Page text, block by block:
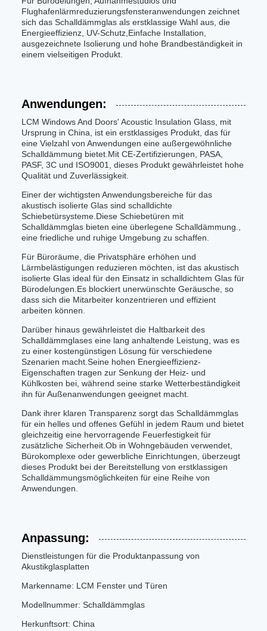
Flughafenlärmreduzierungsfensteranwendungen zeichnet
sich das Schalldämmglas als erstklassige Wahl aus, die
Energieeffizienz, UV-Schutz,Einfache Installation,
ausgezeichnete Isolierung und hohe Brandbeständigkeit in
einem vielseitigen Produkt.
Anwendungen:
LCM Windows And Doors' Acoustic Insulation Glass, mit
Ursprung in China, ist ein erstklassiges Produkt, das für
eine Vielzahl von Anwendungen eine außergewöhnliche
Schalldämmung bietet.Mit CE-Zertifizierungen, PASA,
PASF, 3C und ISO9001, dieses Produkt gewährleistet hohe
Qualität und Zuverlässigkeit.
Einer der wichtigsten Anwendungsbereiche für das
akustisch isolierte Glas sind schalldichte
Schiebetürsysteme.Diese Schiebetüren mit
Schalldämmglas bieten eine überlegene Schalldämmung.,
eine friedliche und ruhige Umgebung zu schaffen.
Für Büroräume, die Privatsphäre erhöhen und
Lärmbelästigungen reduzieren möchten, ist das akustisch
isolierte Glas ideal für den Einsatz in schalldichtem Glas für
Bürodelungen.Es blockiert unerwünschte Geräusche, so
dass sich die Mitarbeiter konzentrieren und effizient
arbeiten können.
Darüber hinaus gewährleistet die Haltbarkeit des
Schalldämmglases eine lang anhaltende Leistung, was es
zu einer kostengünstigen Lösung für verschiedene
Szenarien macht.Seine hohen Energieeffizienz-
Eigenschaften tragen zur Senkung der Heiz- und
Kühlkosten bei, während seine starke Wetterbeständigkeit
ihn für Außenanwendungen geeignet macht.
Dank ihrer klaren Transparenz sorgt das Schalldämmglas
für ein helles und offenes Gefühl in jedem Raum und bietet
gleichzeitig eine hervorragende Feuerfestigkeit für
zusätzliche Sicherheit.Ob in Wohngebäuden verwendet,
Bürokomplexe oder gewerbliche Einrichtungen, überzeugt
dieses Produkt bei der Bereitstellung von erstklassigen
Schalldämmungsmöglichkeiten für eine Reihe von
Anwendungen.
Anpassung:
Dienstleistungen für die Produktanpassung von
Akustikglasplatten
Markenname: LCM Fenster und Türen
Modellnummer: Schalldämmglas
Herkunftsort: China